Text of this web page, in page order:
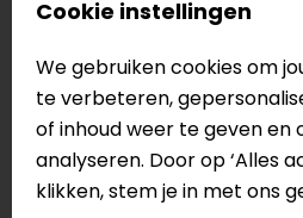
weersomstandigheden
Gemaakt van een mix van
duurzaamheid en extra
Dunne manchetsluiting en
Zijverstevigingen voor
Gewatteerde vingers
Cookie instellingen
We gebruiken cookies om
te verbeteren,
of inhoud weer te geven en
analyseren. Door op ‘Alles
klikken, stem je in met ons